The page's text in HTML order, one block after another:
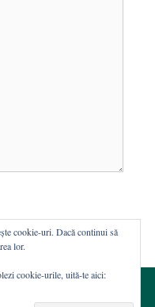
cookie-uri. Dacă continui să
lor.
cookie-urile, uită-te aici: